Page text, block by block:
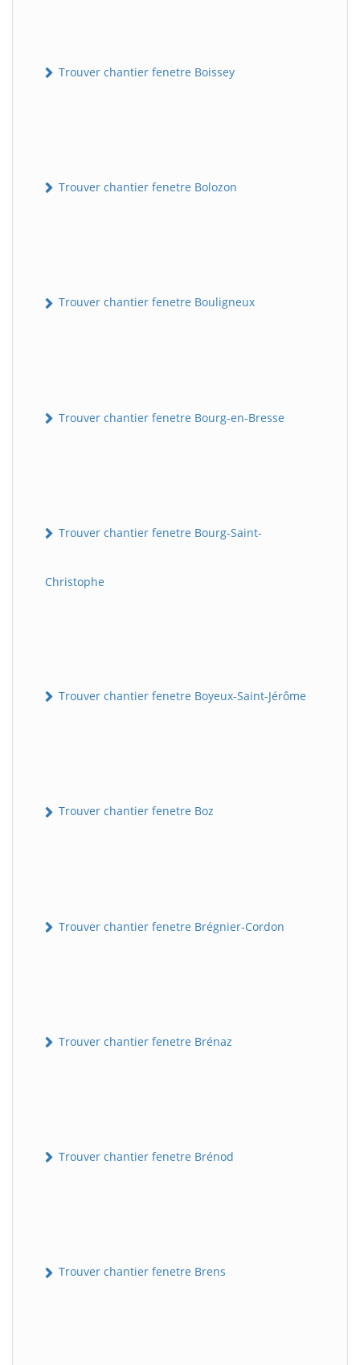
Trouver chantier fenetre Boissey
Trouver chantier fenetre Bolozon
Trouver chantier fenetre Bouligneux
Trouver chantier fenetre Bourg-en-Bresse
Trouver chantier fenetre Bourg-Saint-
Christophe
Trouver chantier fenetre Boyeux-Saint-Jérôme
Trouver chantier fenetre Boz
Trouver chantier fenetre Brégnier-Cordon
Trouver chantier fenetre Brénaz
Trouver chantier fenetre Brénod
Trouver chantier fenetre Brens